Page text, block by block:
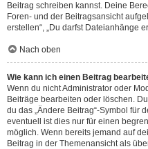
Beitrag schreiben kannst. Deine
Foren- und der Beitragsansicht
erstellen“, „Du darfst Dateianhänge
Nach oben
Wie kann ich einen Beitrag
Wenn du nicht Administrator oder
Beiträge bearbeiten oder löschen.
du das „Ändere Beitrag“-Symbol für
eventuell ist dies nur für einen
möglich. Wenn bereits jemand auf
Beitrag in der Themenansicht als